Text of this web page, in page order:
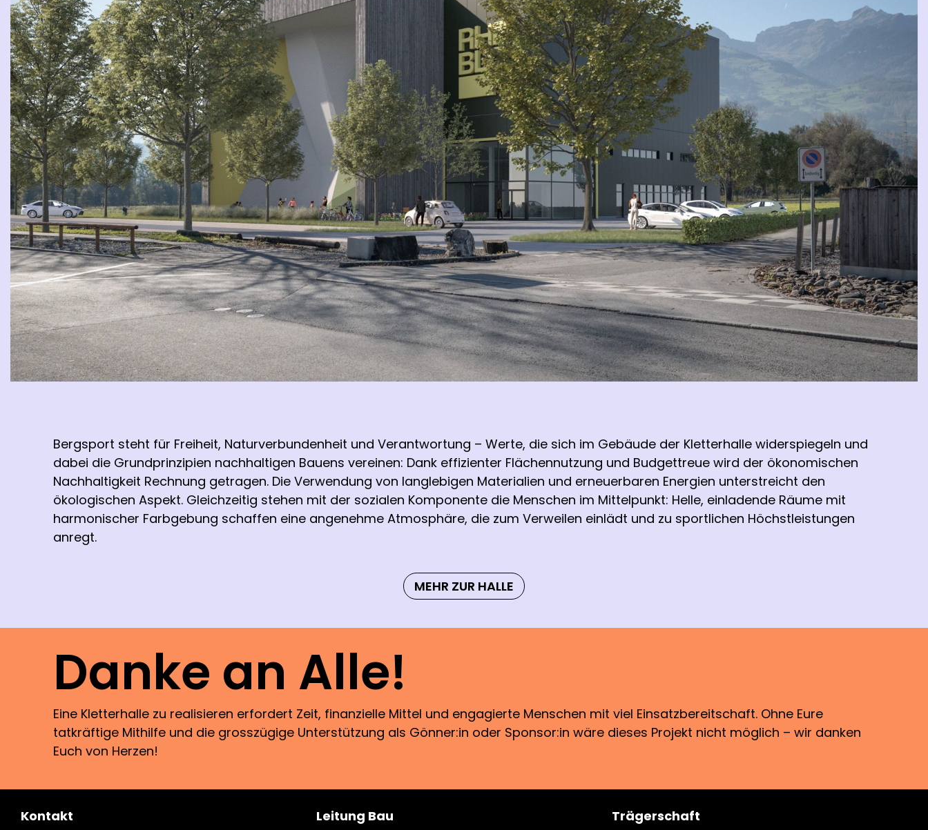
Bergsport steht für Freiheit, Naturverbundenheit und Verantwortung – Werte, die sich im Gebäude der Kletterhalle widerspiegeln und
dabei die Grundprinzipien nachhaltigen Bauens vereinen: Dank effizienter Flächennutzung und Budgettreue wird der ökonomischen
Nachhaltigkeit Rechnung getragen. Die Verwendung von langlebigen Materialien und erneuerbaren Energien unterstreicht den
ökologischen Aspekt. Gleichzeitig stehen mit der sozialen Komponente die Menschen im Mittelpunkt: Helle, einladende Räume mit
harmonischer Farbgebung schaffen eine angenehme Atmosphäre, die zum Verweilen einlädt und zu sportlichen Höchstleistungen
anregt.
MEHR ZUR HALLE
Danke an Alle!
Eine Kletterhalle zu realisieren erfordert Zeit, finanzielle Mittel und engagierte Menschen mit viel Einsatzbereitschaft. Ohne Eure
tatkräftige Mithilfe und die grosszügige Unterstützung als Gönner:in oder Sponsor:in wäre dieses Projekt nicht möglich – wir danken
Euch von Herzen!
Kontakt
Leitung Bau
Trägerschaft